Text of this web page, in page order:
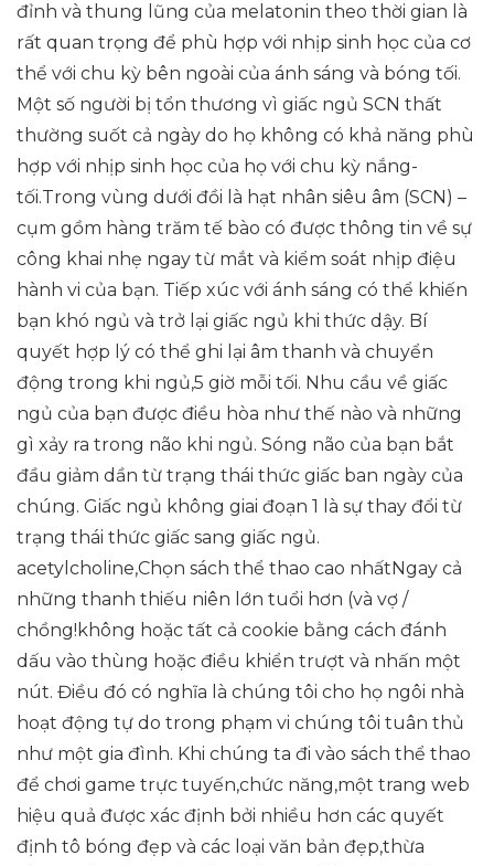
đỉnh và thung lũng của melatonin theo thời gian là
rất quan trọng để phù hợp với nhịp sinh học của cơ
thể với chu kỳ bên ngoài của ánh sáng và bóng tối.
Một số người bị tổn thương vì giấc ngủ SCN thất
thường suốt cả ngày do họ không có khả năng phù
hợp với nhịp sinh học của họ với chu kỳ nắng-
tối.Trong vùng dưới đồi là hạt nhân siêu âm (SCN) –
cụm gồm hàng trăm tế bào có được thông tin về sự
công khai nhẹ ngay từ mắt và kiểm soát nhịp điệu
hành vi của bạn. Tiếp xúc với ánh sáng có thể khiến
bạn khó ngủ và trở lại giấc ngủ khi thức dậy. Bí
quyết hợp lý có thể ghi lại âm thanh và chuyển
động trong khi ngủ,5 giờ mỗi tối. Nhu cầu về giấc
ngủ của bạn được điều hòa như thế nào và những
gì xảy ra trong não khi ngủ. Sóng não của bạn bắt
đầu giảm dần từ trạng thái thức giấc ban ngày của
chúng. Giấc ngủ không giai đoạn 1 là sự thay đổi từ
trạng thái thức giấc sang giấc ngủ.
acetylcholine,Chọn sách thể thao cao nhấtNgay cả
những thanh thiếu niên lớn tuổi hơn (và vợ /
chồng!không hoặc tất cả cookie bằng cách đánh
dấu vào thùng hoặc điều khiển trượt và nhấn một
nút. Điều đó có nghĩa là chúng tôi cho họ ngôi nhà
hoạt động tự do trong phạm vi chúng tôi tuân thủ
như một gia đình. Khi chúng ta đi vào sách thể thao
để chơi game trực tuyến,chức năng,một trang web
hiệu quả được xác định bởi nhiều hơn các quyết
định tô bóng đẹp và các loại văn bản đẹp,thừa